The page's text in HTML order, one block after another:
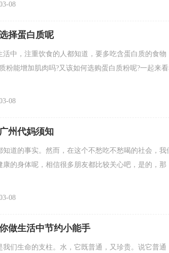
08
择蛋白质呢
中，注重饮食的人都知道，要多吃含蛋白质的食物
粉能增加肌肉吗?又该如何选购蛋白质粉呢?一起来
08
州代妈须知
道的事实。然而，在这个不愁吃不愁喝的社会，我
的身体呢，相信很多朋友都比较关心吧，是的，那
08
做生活中节约小能手
们生命的支柱。水，它既普通，又珍贵。说它普通